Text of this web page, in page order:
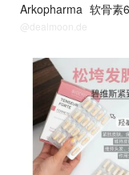
Arkopharma 软骨素
@dealmoon.de